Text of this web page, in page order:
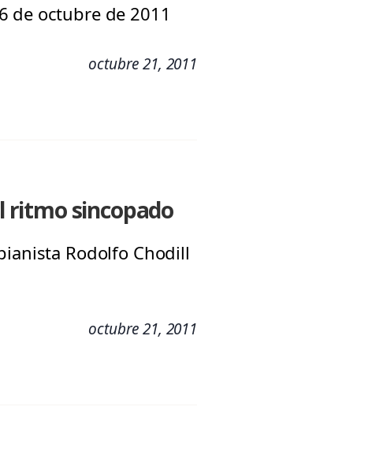
de octubre de 2011
octubre 21, 2011
ritmo sincopado
Rodolfo Chodill
octubre 21, 2011